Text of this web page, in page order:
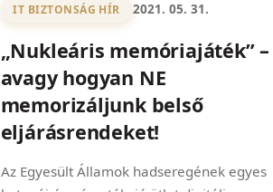
IT BIZTONSÁG HÍR 2021. 05. 31.
„Nukleáris memóriajáték” –
avagy hogyan NE
memorizáljunk belső
eljárásrendeket!
Az Egyesült Államok hadseregének egyes